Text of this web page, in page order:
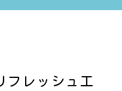
ボ
フレッシュ工